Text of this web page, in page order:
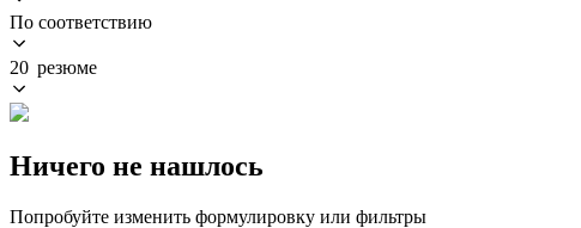
По соответствию
20 резюме
Ничего не нашлось
Попробуйте изменить формулировку или фильтры